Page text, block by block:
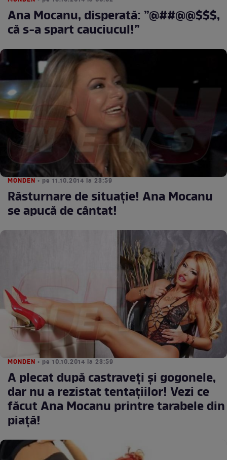
Ana Mocanu, disperată: ”@##@@$$$,
că s-a spart cauciucul!”
MONDEN • pe 11.10.2014 la 23:59
Răsturnare de situaţie! Ana Mocanu
se apucă de cântat!
MONDEN • pe 10.10.2014 la 23:59
A plecat după castraveți și gogonele,
dar nu a rezistat tentaţiilor! Vezi ce
făcut Ana Mocanu printre tarabele din
piaţă!